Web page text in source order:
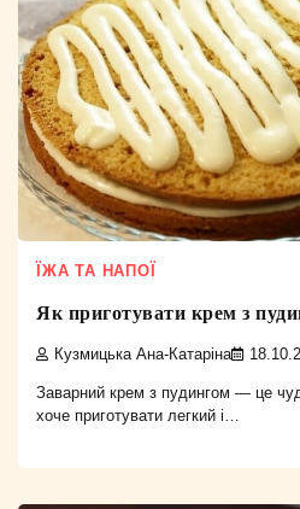
ЇЖА ТА НАПОЇ
Як приготувати крем з
Кузмицька Ана-Катаріна
Заварний крем з пудингом — це
хоче приготувати легкий і…